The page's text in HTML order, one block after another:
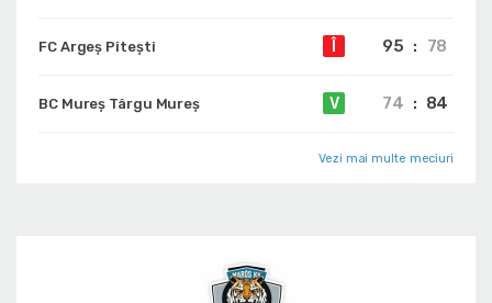
FC Argeș Pitești 95 : 78
BC Mureș Târgu Mureș V 74 : 84
Vezi mai multe meciuri